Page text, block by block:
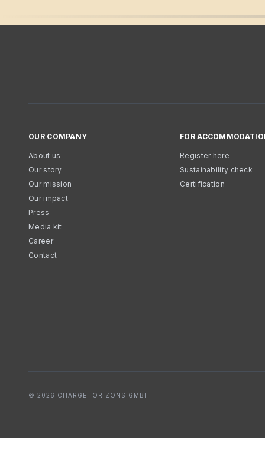
OUR COMPANY
About us
Our story
Our mission
Our impact
Press
Media kit
Career
Contact
FOR
Register here
Sustainability check
Certification
© 2026 CHARGEHORIZONS GMBH